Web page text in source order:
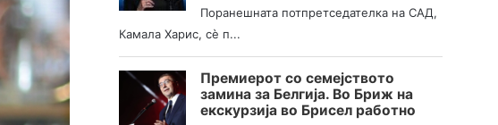
Поранешната потпретседателка на САД,
Камала Харис, сè п...
Премиерот со семејството
замина за Белгија. Во Бриж на
екскурзија во Брисел работно